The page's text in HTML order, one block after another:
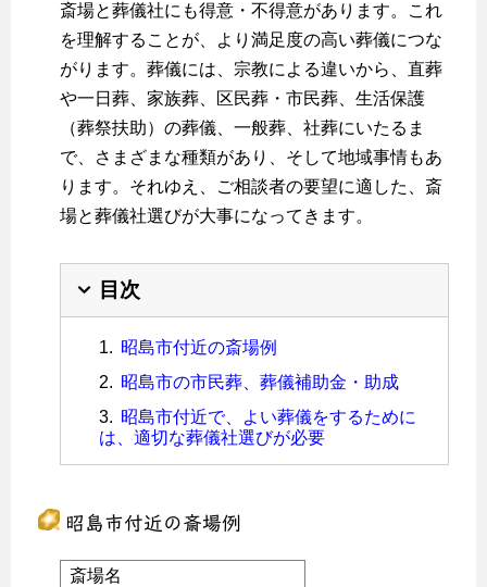
斎場と葬儀社にも得意・不得意があります。これ
を理解することが、より満足度の高い葬儀につな
がります。葬儀には、宗教による違いから、直葬
や一日葬、家族葬、区民葬・市民葬、生活保護
（葬祭扶助）の葬儀、一般葬、社葬にいたるま
で、さまざまな種類があり、そして地域事情もあ
ります。それゆえ、ご相談者の要望に適した、斎
場と葬儀社選びが大事になってきます。
目次
昭島市付近の斎場例
昭島市の市民葬、葬儀補助金・助成
昭島市付近で、よい葬儀をするために
は、適切な葬儀社選びが必要
昭島市付近の斎場例
斎場名